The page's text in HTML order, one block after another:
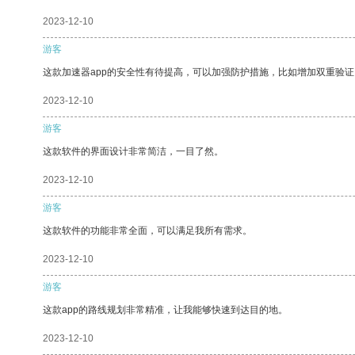
2023-12-10
游客
这款加速器app的安全性有待提高，可以加强防护措施，比如增加双重验
2023-12-10
游客
这款软件的界面设计非常简洁，一目了然。
2023-12-10
游客
这款软件的功能非常全面，可以满足我所有需求。
2023-12-10
游客
这款app的路线规划非常精准，让我能够快速到达目的地。
2023-12-10